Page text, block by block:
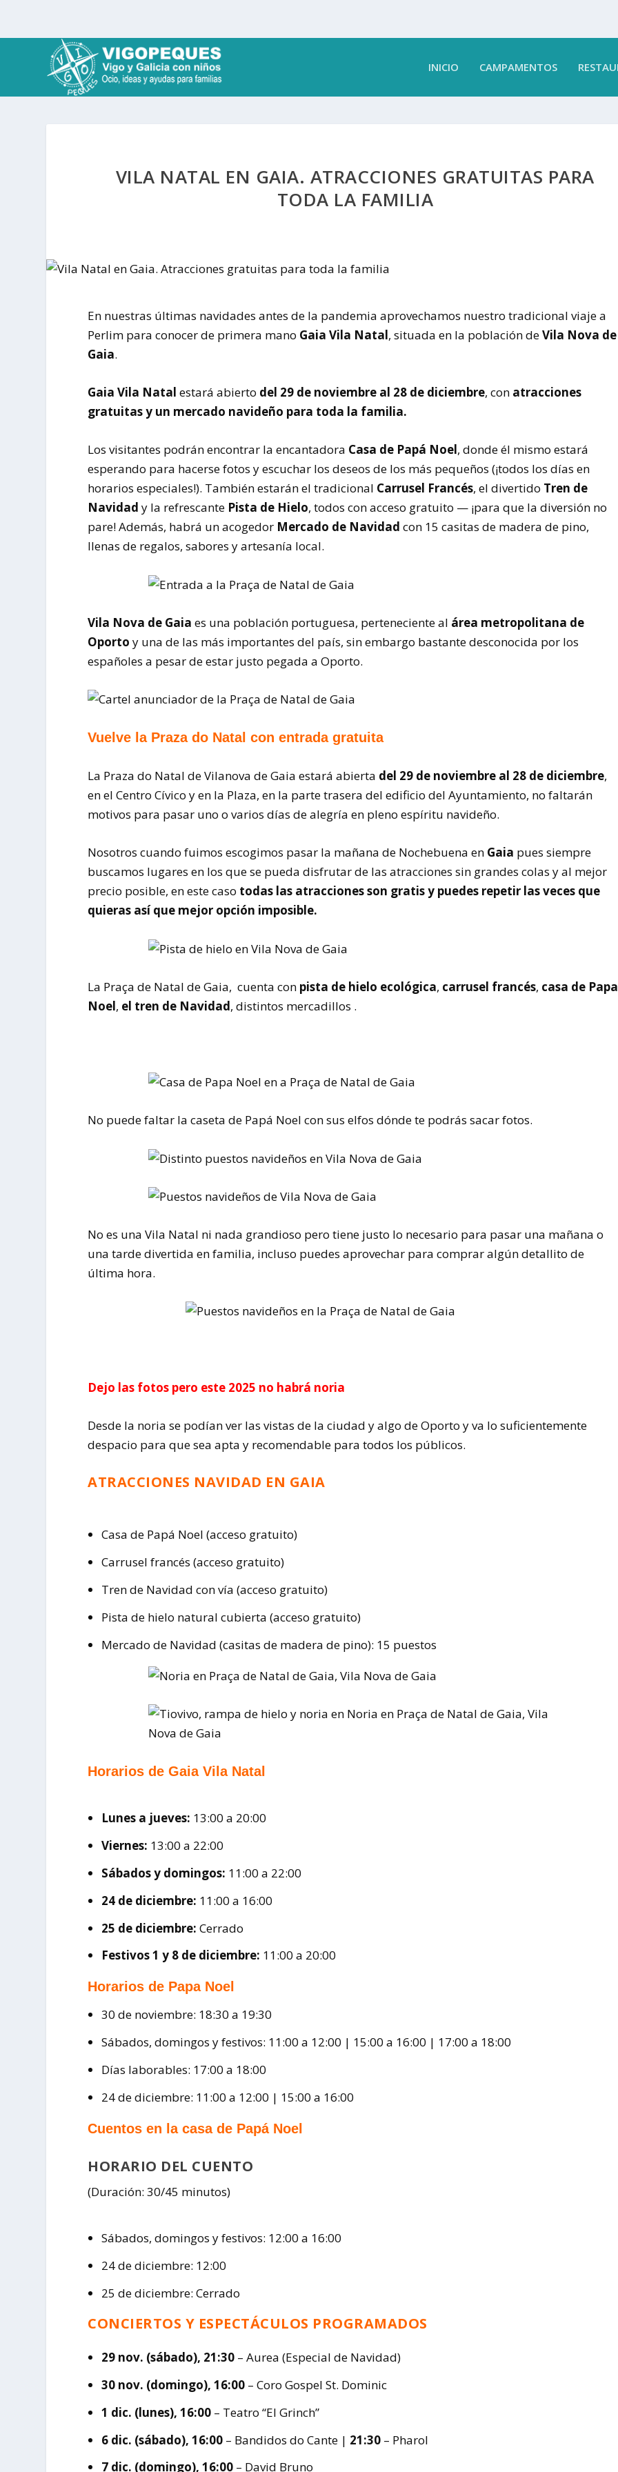
INICIO CAMPAMENTOS
VILA NATAL EN GAIA. ATRACCIONES GRATUITAS PARA
TODA LA FAMILIA
En nuestras últimas navidades antes de la pandemia aprovechamos nuestro tradicional viaje a
Perlim para conocer de primera mano Gaia Vila Natal, situada en la población deVila Nova de
Gaia.
Gaia Vila Natal estará abierto del 29 de noviembre al 28 de diciembre, con atracciones
gratuitas y un mercado navideño para toda la familia.
Los visitantes podrán encontrar la encantadora Casa de Papá Noel, donde él mismo estará
esperando para hacerse fotos y escuchar los deseos de los más pequeños (¡todos los días en
horarios especiales!). También estarán el tradicional Carrusel Francés, el divertido Tren de
Navidad y la refrescante Pista de Hielo, todos con acceso gratuito — ¡para que la diversión no
pare! Además, habrá un acogedor Mercado de Navidad con 15 casitas de madera de pino,
llenas de regalos, sabores y artesanía local.
Vila Nova de Gaia es una población portuguesa, perteneciente al área metropolitana de
Oporto y una de las más importantes del país, sin embargo bastante desconocida por los
españoles a pesar de estar justo pegada a Oporto.
Vuelve la Praza do Natal con entrada gratuita
La Praza do Natal de Vilanova de Gaia estará abierta del 29 de noviembre al 28 de diciembre,
en el Centro Cívico y en la Plaza, en la parte trasera del edificio del Ayuntamiento, no faltarán
motivos para pasar uno o varios días de alegría en pleno espíritu navideño.
Nosotros cuando fuimos escogimos pasar la mañana de Nochebuena en Gaia pues siempre
buscamos lugares en los que se pueda disfrutar de las atracciones sin grandes colas y al mejor
precio posible, en este caso todas las atracciones son gratis y puedes repetir las veces que
quieras así que mejor opción imposible.
La Praça de Natal de Gaia, cuenta con pista de hielo ecológica, carrusel francés, casa de Papa
Noel, el tren de Navidad, distintos mercadillos .
No puede faltar la caseta de Papá Noel con sus elfos dónde te podrás sacar fotos.
No es una Vila Natal ni nada grandioso pero tiene justo lo necesario para pasar una mañana o
una tarde divertida en familia, incluso puedes aprovechar para comprar algún detallito de
última hora.
Dejo las fotos pero este 2025 no habrá noria
Desde la noria se podían ver las vistas de la ciudad y algo de Oporto y va lo suficientemente
despacio para que sea apta y recomendable para todos los públicos.
ATRACCIONES NAVIDAD EN GAIA
Casa de Papá Noel (acceso gratuito)
Carrusel francés (acceso gratuito)
Tren de Navidad con vía (acceso gratuito)
Pista de hielo natural cubierta (acceso gratuito)
Mercado de Navidad (casitas de madera de pino): 15 puestos
Horarios de Gaia Vila Natal
Lunes a jueves: 13:00 a 20:00
Viernes: 13:00 a 22:00
Sábados y domingos: 11:00 a 22:00
24 de diciembre: 11:00 a 16:00
25 de diciembre: Cerrado
Festivos 1 y 8 de diciembre: 11:00 a 20:00
Horarios de Papa Noel
30 de noviembre: 18:30 a 19:30
Sábados, domingos y festivos: 11:00 a 12:00 | 15:00 a 16:00 | 17:00 a 18:00
Días laborables: 17:00 a 18:00
24 de diciembre: 11:00 a 12:00 | 15:00 a 16:00
Cuentos en la casa de Papá Noel
HORARIO DEL CUENTO
(Duración: 30/45 minutos)
Sábados, domingos y festivos: 12:00 a 16:00
24 de diciembre: 12:00
25 de diciembre: Cerrado
CONCIERTOS Y ESPECTÁCULOS PROGRAMADOS
29 nov. (sábado), 21:30– Aurea (Especial de Navidad)
30 nov. (domingo), 16:00– Coro Gospel St. Dominic
1 dic. (lunes), 16:00– Teatro “El Grinch”
6 dic. (sábado), 16:00– Bandidos do Cante | 21:30– Pharol
7 dic. (domingo), 16:00– David Bruno